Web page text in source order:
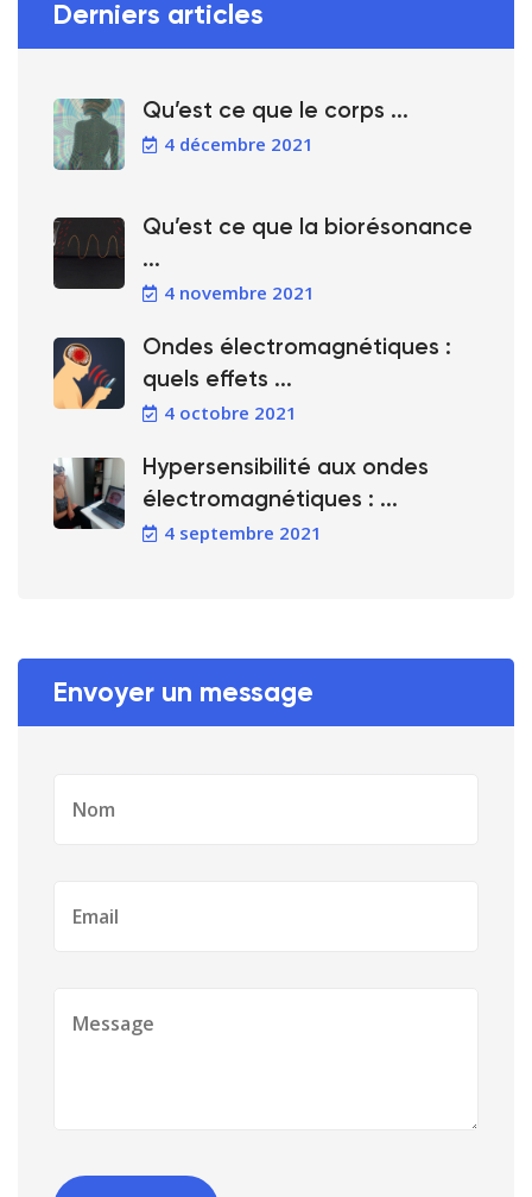
Derniers articles
Qu’est ce que le corps ...
4 décembre 2021
Qu’est ce que la biorésonance
...
4 novembre 2021
Ondes électromagnétiques :
quels effets ...
4 octobre 2021
Hypersensibilité aux ondes
électromagnétiques : ...
4 septembre 2021
Envoyer un message